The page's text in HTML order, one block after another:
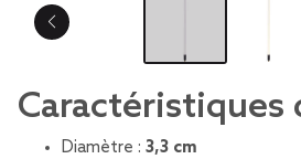
Caractéristiques
Diamètre : 3,3 cm